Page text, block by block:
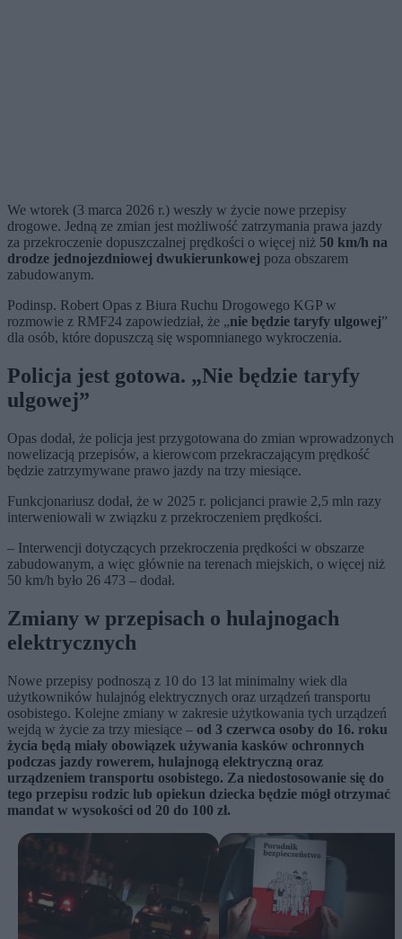
We wtorek (3 marca 2026 r.) weszły w życie nowe przepisy
drogowe. Jedną ze zmian jest możliwość zatrzymania prawa jazdy
za przekroczenie dopuszczalnej prędkości o więcej niż 50 km/h na
drodze jednojezdniowej dwukierunkowej poza obszarem
zabudowanym.
Podinsp. Robert Opas z Biura Ruchu Drogowego KGP w
rozmowie z RMF24 zapowiedział, że „nie będzie taryfy ulgowej”
dla osób, które dopuszczą się wspomnianego wykroczenia.
Policja jest gotowa. „Nie będzie taryfy
ulgowej”
Opas dodał, że policja jest przygotowana do zmian wprowadzonych
nowelizacją przepisów, a kierowcom przekraczającym prędkość
będzie zatrzymywane prawo jazdy na trzy miesiące.
Funkcjonariusz dodał, że w 2025 r. policjanci prawie 2,5 mln razy
interweniowali w związku z przekroczeniem prędkości.
– Interwencji dotyczących przekroczenia prędkości w obszarze
zabudowanym, a więc głównie na terenach miejskich, o więcej niż
50 km/h było 26 473 – dodał.
Zmiany w przepisach o hulajnogach
elektrycznych
Nowe przepisy podnoszą z 10 do 13 lat minimalny wiek dla
użytkowników hulajnóg elektrycznych oraz urządzeń transportu
osobistego. Kolejne zmiany w zakresie użytkowania tych urządzeń
wejdą w życie za trzy miesiące – od 3 czerwca osoby do 16. roku
życia będą miały obowiązek używania kasków ochronnych
podczas jazdy rowerem, hulajnogą elektryczną oraz
urządzeniem transportu osobistego. Za niedostosowanie się do
tego przepisu rodzic lub opiekun dziecka będzie mógł otrzymać
mandat w wysokości od 20 do 100 zł.